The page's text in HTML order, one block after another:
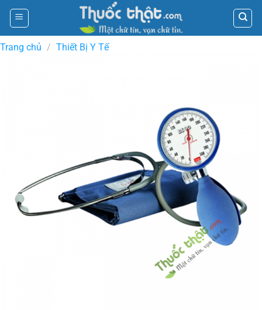
Skip
content
Trang chủ / Thiết Bị Y Tế